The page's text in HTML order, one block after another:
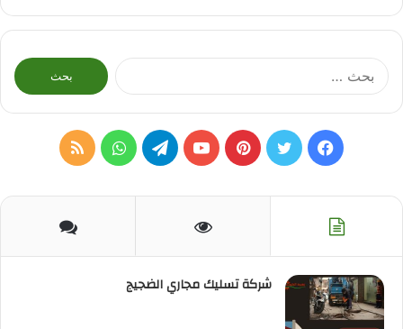
البحث
عن:
فيسبوكتويتر بينتيريستيوتيوبتيلقرامواتسابملخص
RSS
شركة تسليك مجاري الضجيج